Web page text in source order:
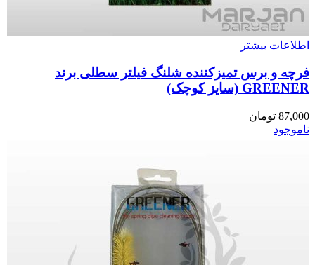
اطلاعات بیشتر
فرچه و برس تمیزکننده شلنگ فیلتر سطلی برند
GREENER (سایز کوچک)
87,000 تومان
ناموجود